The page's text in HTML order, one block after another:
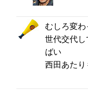
むしろ変
世代交代
ばい
西田あた